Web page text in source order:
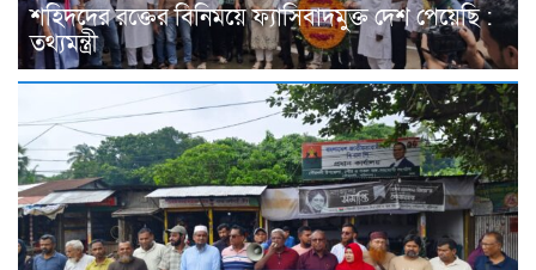
শহিদদের রক্তের বিনিময়ে ফ্যাসিবাদমুক্ত দেশ পেয়েছি :
তথ্যমন্ত্রী